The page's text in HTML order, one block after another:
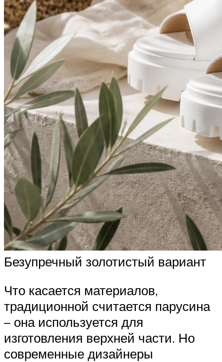
Безупречный золотистый вариант
Что касается материалов,
традиционной считается парусина
– она используется для
изготовления верхней части. Но
современные дизайнеры